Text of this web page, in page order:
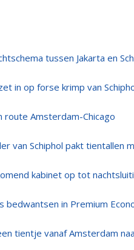
tussen Jakarta en
in op forse krimp van
Amsterdam-Chicago
van Schiphol pakt tientallen
kabinet op tot
bedwantsen in Premium
tientje vanaf Amsterdam